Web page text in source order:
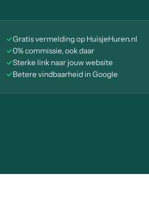
✓Gratis vermelding op HuisjeHuren.nl
✓0% commissie, ook daar
✓Sterke link naar jouw website
✓Betere vindbaarheid in Google